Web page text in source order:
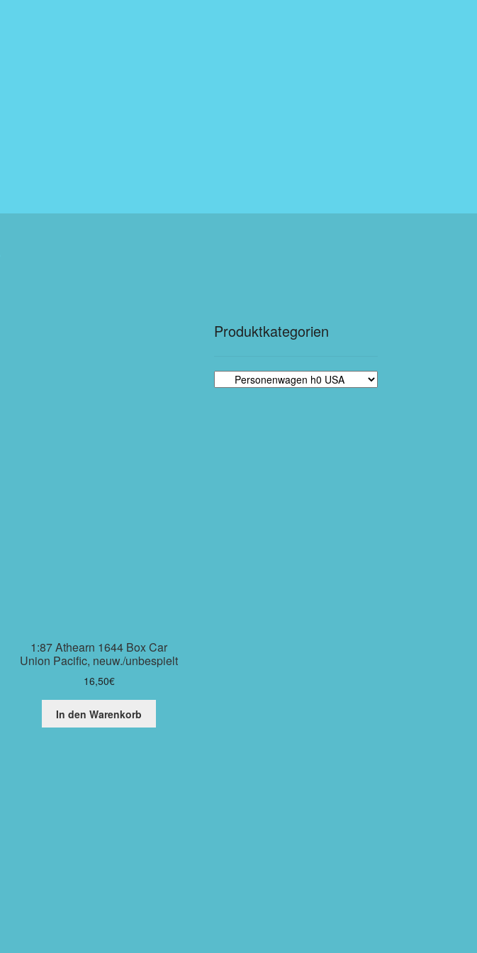
1:87 Athearn 1644 Box Car
Union Pacific, neuw./unbespielt
16,50€
In den Warenkorb
Produktkategorien